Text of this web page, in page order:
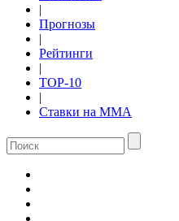
|
Прогнозы
|
Рейтинги
|
TOP-10
|
Ставки на ММА